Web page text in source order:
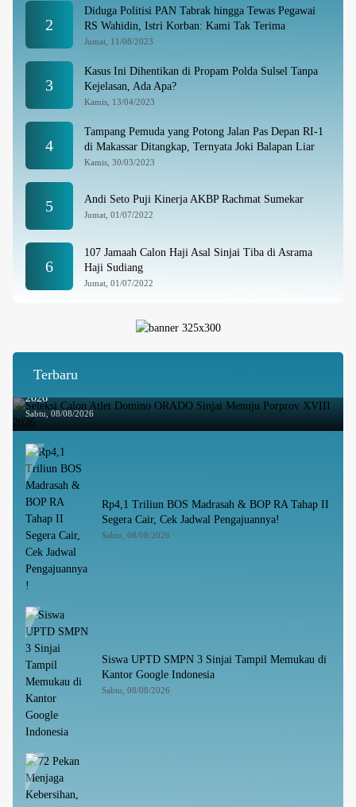
2
Diduga Politisi PAN Tabrak hingga Tewas Pegawai
RS Wahidin, Istri Korban: Kami Tak Terima
Jumat, 11/08/2023
3
Kasus Ini Dihentikan di Propam Polda Sulsel Tanpa
Kejelasan, Ada Apa?
Kamis, 13/04/2023
4
Tampang Pemuda yang Potong Jalan Pas Depan RI-1
di Makassar Ditangkap, Ternyata Joki Balapan Liar
Kamis, 30/03/2023
5 Andi Seto Puji Kinerja AKBP Rachmat Sumekar
Jumat, 01/07/2022
6
107 Jamaah Calon Haji Asal Sinjai Tiba di Asrama
Haji Sudiang
Jumat, 01/07/2022
Terbaru
Seleksi Calon Atlet Domino ORADO Sinjai Menuju Porprov XVIII
2026
Sabtu, 08/08/2026
Rp4,1 Triliun BOS Madrasah & BOP RA Tahap II
Segera Cair, Cek Jadwal Pengajuannya!
Sabtu, 08/08/2026
Siswa UPTD SMPN 3 Sinjai Tampil Memukau di
Kantor Google Indonesia
Sabtu, 08/08/2026